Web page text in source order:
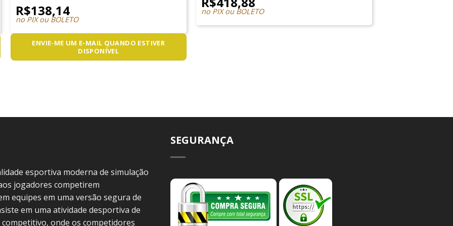
R$138,14
no PIX ou BOLETO
ENVIE-ME UM E-MAIL QUANDO ESTIVER
DISPONÍVEL
no PIX ou BOLETO
esportiva moderna de simulação
jogadores competirem
equipes em uma versão segura de
em uma atividade desportiva de
onde os competidores
SEGURANÇA